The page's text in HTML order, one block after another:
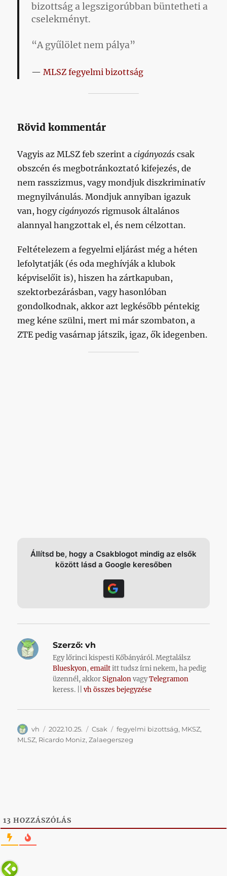
bizottság a legszigorúbban büntetheti a
cselekményt.
“A gyűlölet nem pálya”
MLSZ fegyelmi bizottság
Rövid kommentár
Vagyis az MLSZ feb szerint acigányozás csak
obszcén és megbotránkoztató kifejezés, de
nem rasszizmus, vagy mondjuk diszkriminatív
megnyilvánulás. Mondjuk annyiban igazuk
van, hogycigányozós rigmusok általános
alannyal hangzottak el, és nem célzottan.
Feltételezem a fegyelmi eljárást még a héten
lefolytatják (és oda meghívják a klubok
képviselőit is), hiszen ha zártkapuban,
szektorbezárásban, vagy hasonlóban
gondolkodnak, akkor azt legkésőbb péntekig
meg kéne szülni, mert mi már szombaton, a
ZTE pedig vasárnap játszik, igaz, ők idegenben.
Állítsd be, hogy a Csakblogot mindig az elsők
között lásd a Google keresőben
Szerző: vh
Egy lőrinci kispesti Kőbányáról. Megtalálsz
Blueskyon,emailtitt tudsz írni nekem, ha pedig
üzennél, akkorSignalonvagyTelegramon
keress. ||vh összes bejegyzése
Szerző
vh Közzétéve
2022.10.25. Kategória
Csak Címke
fegyelmi bizottság, MKSZ,
MLSZ, Ricardo Moniz,Zalaegerszeg
13 HOZZÁSZÓLÁS